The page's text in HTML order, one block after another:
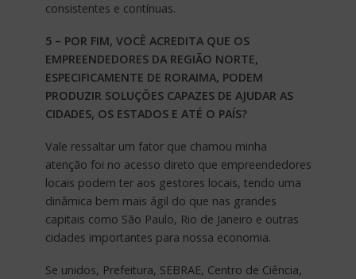
consistentes e contínuas.
5 – POR FIM, VOCÊ ACREDITA QUE OS
EMPREENDEDORES DA REGIÃO NORTE,
ESPECIFICAMENTE DE RORAIMA, PODEM
PRODUZIR SOLUÇÕES CAPAZES DE AJUDAR AS
CIDADES, OS ESTADOS E ATÉ O PAÍS?
Vale ressaltar um fator que chamou minha
atenção foi no acesso direto que empreendedores
locais podem ter aos gestores locais, tendo uma
dinâmica bem mais ágil do que nas grandes
capitais como São Paulo, Rio de Janeiro e outras
cidades importantes para nossa economia.
Se unidos, Prefeitura, SEBRAE, Centro de Ciência,